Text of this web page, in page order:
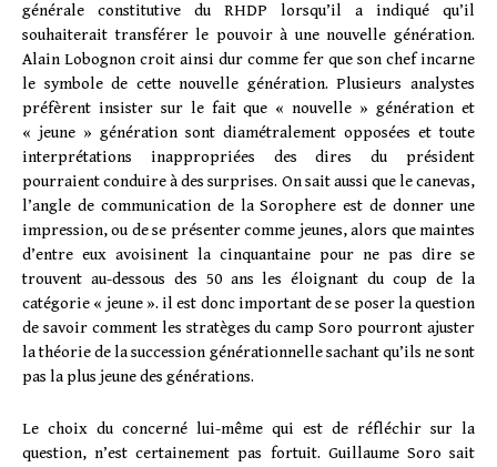
générale constitutive du RHDP lorsqu’il a indiqué qu’il
souhaiterait transférer le pouvoir à une nouvelle génération.
Alain Lobognon croit ainsi dur comme fer que son chef incarne
le symbole de cette nouvelle génération. Plusieurs analystes
préfèrent insister sur le fait que « nouvelle » génération et
« jeune » génération sont diamétralement opposées et toute
interprétations inappropriées des dires du président
pourraient conduire à des surprises. On sait aussi que le canevas,
l’angle de communication de la Sorophere est de donner une
impression, ou de se présenter comme jeunes, alors que maintes
d’entre eux avoisinent la cinquantaine pour ne pas dire se
trouvent au-dessous des 50 ans les éloignant du coup de la
catégorie « jeune ». il est donc important de se poser la question
de savoir comment les stratèges du camp Soro pourront ajuster
la théorie de la succession générationnelle sachant qu’ils ne sont
pas la plus jeune des générations.
Le choix du concerné lui-même qui est de réfléchir sur la
question, n’est certainement pas fortuit. Guillaume Soro sait